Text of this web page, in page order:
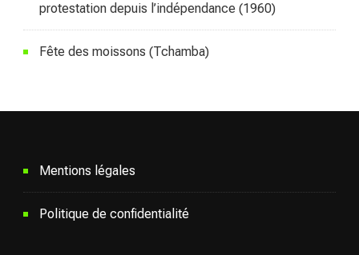
protestation depuis l’indépendance (1960)
Fête des moissons (Tchamba)
Mentions légales
Politique de confidentialité